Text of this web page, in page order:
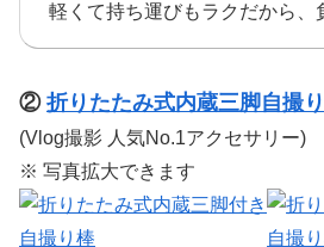
軽くて持ち運びもラクだから、
② 折りたたみ式内蔵三脚自撮
(Vlog撮影 人気No.1アクセサリー)
※ 写真拡大できます